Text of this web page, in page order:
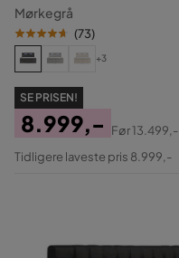
Mørkegrå
(73)
+3
SE PRISEN!
Pris
8.999,-
Original
Før13.499,-
Tidligere laveste pris 8.999,-